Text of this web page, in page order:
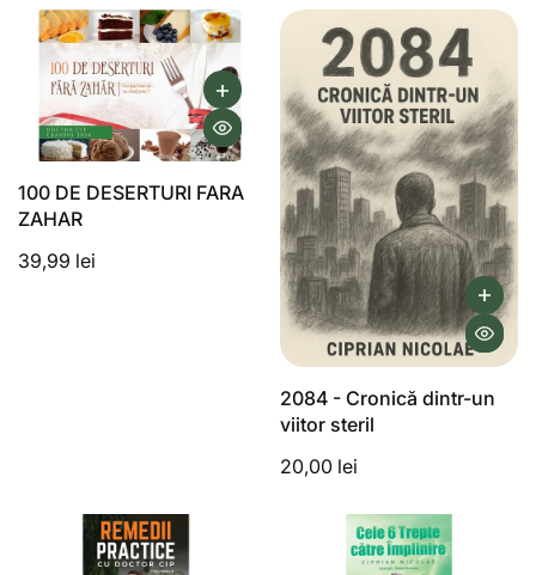
100 DE DESERTURI FARA
ZAHAR
39,99 lei
2084 - Cronică dintr-un
viitor steril
20,00 lei